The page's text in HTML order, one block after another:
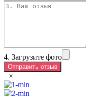
4. Загрузите фото
×